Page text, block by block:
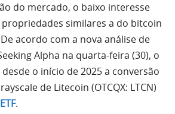
do mercado, o baixo interesse
similares a do bitcoin
acordo com a nova análise de
Alpha na quarta-feira (30), o
o início de 2025 a conversão
de Litecoin (OTCQX: LTCN)
ETF.